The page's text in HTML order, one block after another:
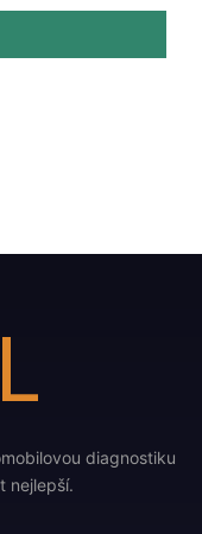
diagnostiku
nejlepší.